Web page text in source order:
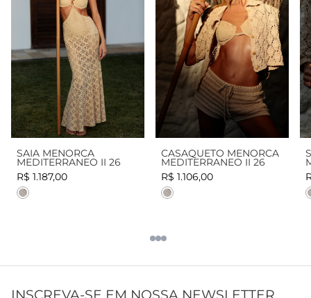
SAIA MENORCA
MEDITERRANEO II 26
R$ 1.187,00
Cor
CASAQUETO MENORCA
MEDITERRANEO II 26
R$ 1.106,00
Cor
INSCREVA-SE EM NOSSA NEWSLETTER